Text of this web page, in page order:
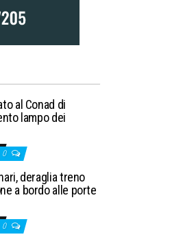
al Conad di
lampo dei
0
deraglia treno
a bordo alle porte
0